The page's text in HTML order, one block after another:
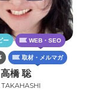
ー WEB・SEO
取材・メルマガ
高橋 聡
TAKAHASHI